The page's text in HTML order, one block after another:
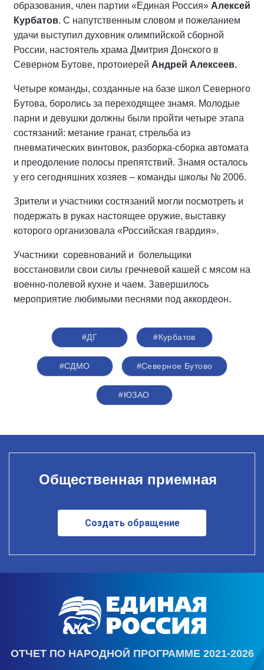
образования, член партии «Единая Россия» Алексей
Курбатов. С напутственным словом и пожеланием
удачи выступил духовник олимпийской сборной
России, настоятель храма Дмитрия Донского в
Северном Бутове, протоиерей Андрей Алексеев.
Четыре команды, созданные на базе школ Северного
Бутова, боролись за переходящее знамя. Молодые
парни и девушки должны были пройти четыре этапа
состязаний: метание гранат, стрельба из
пневматических винтовок, разборка-сборка автомата
и преодоление полосы препятствий. Знамя осталось
у его сегодняшних хозяев – команды школы № 2006.
Зрители и участники состязаний могли посмотреть и
подержать в руках настоящее оружие, выставку
которого организовала «Российская гвардия».
Участники соревнований и болельщики
восстановили свои силы гречневой кашей с мясом на
военно-полевой кухне и чаем. Завершилось
мероприятие любимыми песнями под аккордеон.
#ДГ #Курбатов
#СДМО #Северное Бутово
#ЮЗАО
Общественная приемная
Создать обращение
ОТЧЕТ ПО НАРОДНОЙ ПРОГРАММЕ 2021-2026